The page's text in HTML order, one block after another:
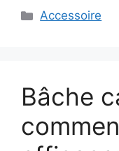
Categories
Accessoire
Bâche